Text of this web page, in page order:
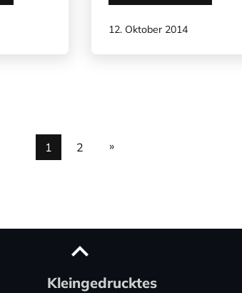
12. Oktober 2014
1 2 »
Kleingedrucktes